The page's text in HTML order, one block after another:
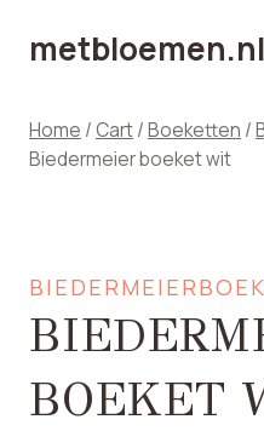
naarmetbloemen.nl
Home / Cart/Boeketten /
Biedermeier boeket wit
BOEKET